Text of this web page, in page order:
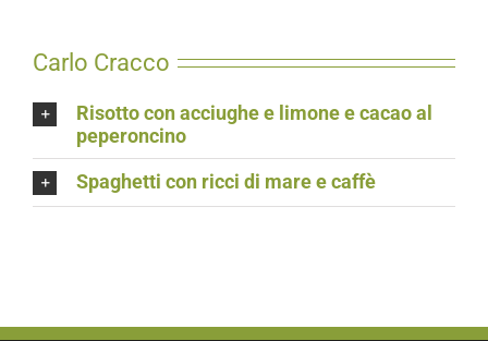
Carlo Cracco
Risotto con acciughe e limone e cacao al
peperoncino
Spaghetti con ricci di mare e caffè